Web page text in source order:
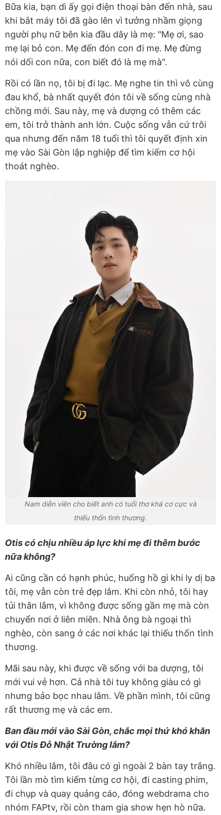
Bữa kia, bạn dì ấy gọi điện thoại bàn đến nhà, sau
khi bắt máy tôi đã gào lên vì tưởng nhầm giọng
người phụ nữ bên kia đầu dây là mẹ: "Mẹ ơi, sao
mẹ lại bỏ con. Mẹ đến đón con đi mẹ. Mẹ đừng
nói dối con nữa, con biết đó là mẹ mà".
Rồi có lần nọ, tôi bị đi lạc. Mẹ nghe tin thì vô cùng
đau khổ, bà nhất quyết đón tôi về sống cùng nhà
chồng mới. Sau này, mẹ và dượng có thêm các
em, tôi trở thành anh lớn. Cuộc sống vẫn cứ trôi
qua nhưng đến năm 18 tuổi thì tôi quyết định xin
mẹ vào Sài Gòn lập nghiệp để tìm kiếm cơ hội
thoát nghèo.
Nam diễn viên cho biết anh có tuổi thơ khá cơ cực và
thiếu thốn tình thương.
Otis có chịu nhiều áp lực khi mẹ đi thêm bước
nữa không?
Ai cũng cần có hạnh phúc, huống hồ gì khi ly dị ba
tôi, mẹ vẫn còn trẻ đẹp lắm. Khi còn nhỏ, tôi hay
tủi thân lắm, vì không được sống gần mẹ mà còn
chuyển nơi ở liên miên. Nhà ông bà ngoại thì
nghèo, còn sang ở các nơi khác lại thiếu thốn tình
thương.
Mãi sau này, khi được về sống với ba dượng, tôi
mới vui vẻ hơn. Cả nhà tôi tuy không giàu có gì
nhưng bảo bọc nhau lắm. Về phần mình, tôi cũng
rất thương mẹ và các em.
Ban đầu mới vào Sài Gòn, chắc mọi thứ khó khăn
với Otis Đỗ Nhật Trường lắm?
Khó nhiều lắm, tôi đâu có gì ngoài 2 bàn tay trắng.
Tôi lần mò tìm kiếm từng cơ hội, đi casting phim,
đi chụp và quay quảng cáo, đóng webdrama cho
nhóm FAPtv, rồi còn tham gia show hẹn hò nữa.